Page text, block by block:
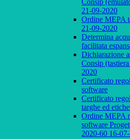
Consip
21-09-2020
Ordine MEPA
21-09-2020
Determina
facilitata
Dichiarazione
Consip
2020
Certificato
software
Certificato
targhe ed
Ordine MEPA
software
2020-60 16-